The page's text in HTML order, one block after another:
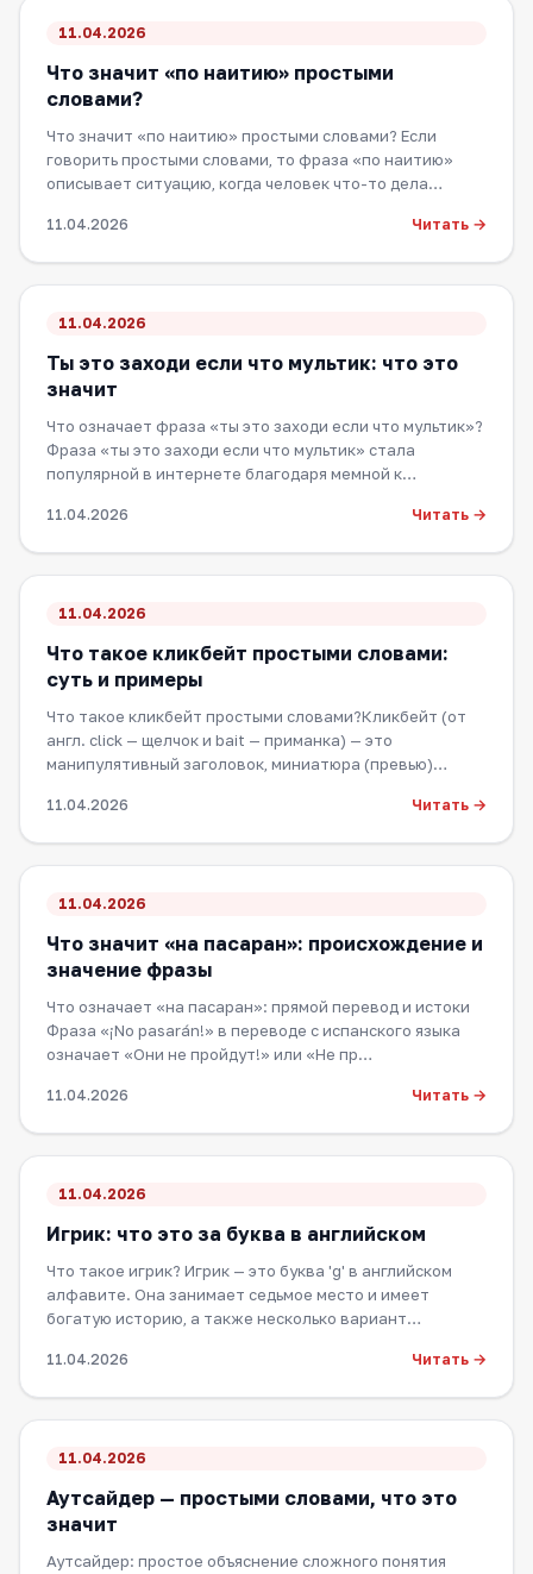
11.04.2026
Что значит «по наитию» простыми
словами?
Что значит «по наитию» простыми словами? Если
говорить простыми словами, то фраза «по наитию»
описывает ситуацию, когда человек что-то дела…
11.04.2026 Читать →
11.04.2026
Ты это заходи если что мультик: что это
значит
Что означает фраза «ты это заходи если что мультик»?
Фраза «ты это заходи если что мультик» стала
популярной в интернете благодаря мемной к…
11.04.2026 Читать →
11.04.2026
Что такое кликбейт простыми словами:
суть и примеры
Что такое кликбейт простыми словами?Кликбейт (от
англ. click — щелчок и bait — приманка) — это
манипулятивный заголовок, миниатюра (превью)…
11.04.2026 Читать →
11.04.2026
Что значит «на пасаран»: происхождение и
значение фразы
Что означает «на пасаран»: прямой перевод и истоки
Фраза «¡No pasarán!» в переводе с испанского языка
означает «Они не пройдут!» или «Не пр…
11.04.2026 Читать →
11.04.2026
Игрик: что это за буква в английском
Что такое игрик? Игрик — это буква 'g' в английском
алфавите. Она занимает седьмое место и имеет
богатую историю, а также несколько вариант…
11.04.2026 Читать →
11.04.2026
Аутсайдер — простыми словами, что это
значит
Аутсайдер: простое объяснение сложного понятия